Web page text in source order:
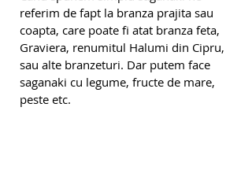
referim de fapt la branza prajita sau
coapta, care poate fi atat branza feta,
Graviera, renumitul Halumi din Cipru,
sau alte branzeturi. Dar putem face
saganaki cu legume, fructe de mare,
peste etc.